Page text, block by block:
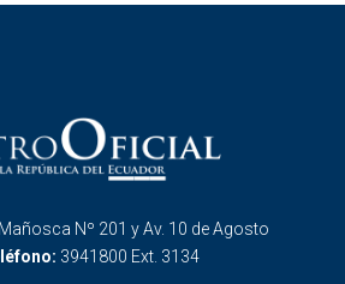
Mañosca Nº 201 y Av. 10 de Agosto
3941800 Ext. 3134